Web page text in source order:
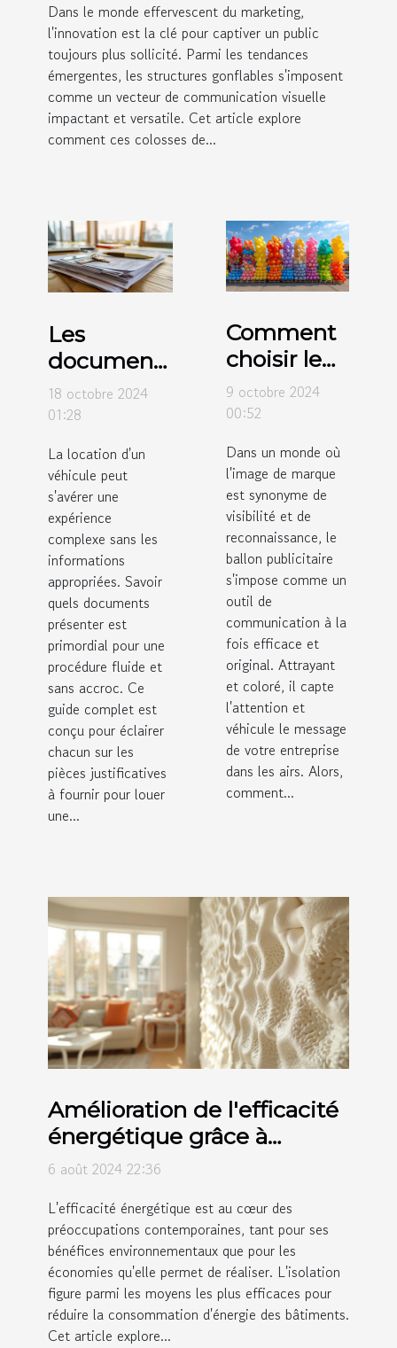
Dans le monde effervescent du marketing,
l'innovation est la clé pour captiver un public
toujours plus sollicité. Parmi les tendances
émergentes, les structures gonflables s'imposent
comme un vecteur de communication visuelle
impactant et versatile. Cet article explore
comment ces colosses de...
Les
documents
nécessaires
pour louer
véhicule :
un guide
complet
18 octobre 2024
01:28
La location d'un
véhicule peut
s'avérer une
expérience
complexe sans les
informations
appropriées. Savoir
quels documents
présenter est
primordial pour une
procédure fluide et
sans accroc. Ce
guide complet est
conçu pour éclairer
chacun sur les
pièces justificatives
à fournir pour louer
une...
Comment
choisir le
meilleur
ballon
pour votre
entreprise
9 octobre 2024
00:52
Dans un monde où
l'image de marque
est synonyme de
visibilité et de
reconnaissance, le
ballon publicitaire
s'impose comme un
outil de
communication à la
fois efficace et
original. Attrayant
et coloré, il capte
l'attention et
véhicule le message
de votre entreprise
dans les airs. Alors,
comment...
Amélioration de l'efficacité
énergétique grâce à
l'isolation par mousse
6 août 2024 22:36
L'efficacité énergétique est au cœur des
préoccupations contemporaines, tant pour ses
bénéfices environnementaux que pour les
économies qu'elle permet de réaliser. L'isolation
figure parmi les moyens les plus efficaces pour
réduire la consommation d'énergie des bâtiments.
Cet article explore...